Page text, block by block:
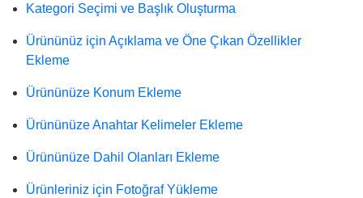
Kategori Seçimi ve Başlık Oluşturma
Ürününüz için Açıklama ve Öne Çıkan Özellikler
Ekleme
Ürününüze Konum Ekleme
Ürününüze Anahtar Kelimeler Ekleme
Ürününüze Dahil Olanları Ekleme
Ürünleriniz için Fotoğraf Yükleme